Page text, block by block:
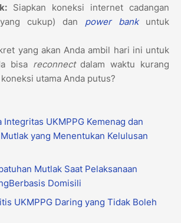
Siapkan koneksi internet cadangan
cukup) dan power bankuntuk
yang akan Anda ambil hari ini untuk
bisa reconnectdalam waktu kurang
utama Anda putus?
Integritas UKMPPG Kemenag dan
yang Menentukan Kelulusan
Mutlak Saat Pelaksanaan
Domisili
UKMPPG Daring yang Tidak Boleh